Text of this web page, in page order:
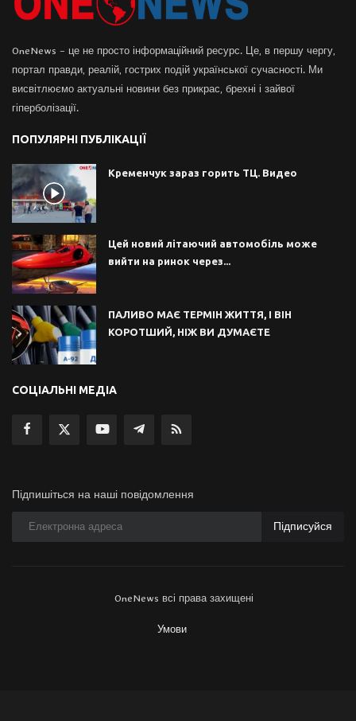
OneNews – це не просто інформаційний ресурс. Це, в першу чергу,
портал правди, реалій, гострих подій української сучасності. Ми
висвітлюємо актуальні новини без прикрас, брехні і зайвої
гіперболізації.
ПОПУЛЯРНІ ПУБЛІКАЦІЇ
Кременчук зараз горить ТЦ. Видео
Цей новий літаючий автомобіль може
вийти на ринок через...
ПАЛИВО МАЄ ТЕРМІН ЖИТТЯ, І ВІН
КОРОТШИЙ, НІЖ ВИ ДУМАЄТЕ
СОЦІАЛЬНІ МЕДІА
Підпишіться на наші повідомлення
Підписуйся
OneNews всі права захищені
Умови